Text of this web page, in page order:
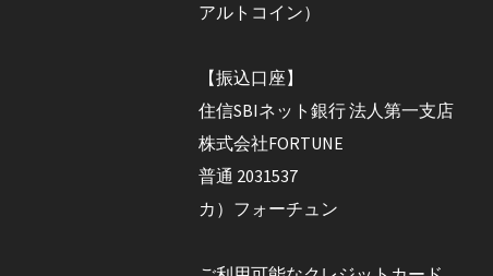
アルトコイン）
【振込口座】
住信SBIネット銀行 法人第一支店
株式会社FORTUNE
普通 2031537
カ）フォーチュン